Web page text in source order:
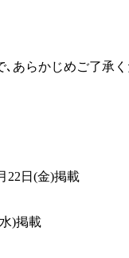
あらかじめご了承く
22日(金)掲載
)掲載